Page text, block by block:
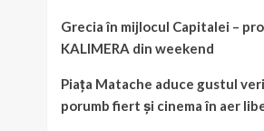
Grecia în mijlocul Capitalei –
KALIMERA din weekend
Piața Matache aduce gustul
porumb fiert și cinema în aer